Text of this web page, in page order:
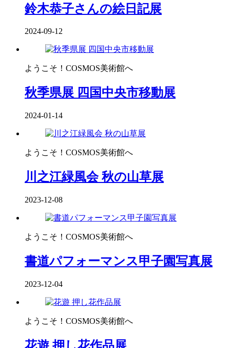
鈴木恭子さんの絵日記展
2024-09-12
ようこそ！COSMOS美術館へ
秋季県展 四国中央市移動展
2024-01-14
ようこそ！COSMOS美術館へ
川之江緑風会 秋の山草展
2023-12-08
ようこそ！COSMOS美術館へ
書道パフォーマンス甲子園写真展
2023-12-04
ようこそ！COSMOS美術館へ